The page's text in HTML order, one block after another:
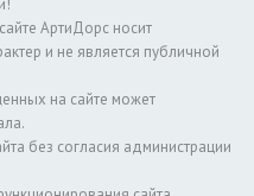
АртиДорс носит
и не является публичной
на сайте может
без согласия администрации